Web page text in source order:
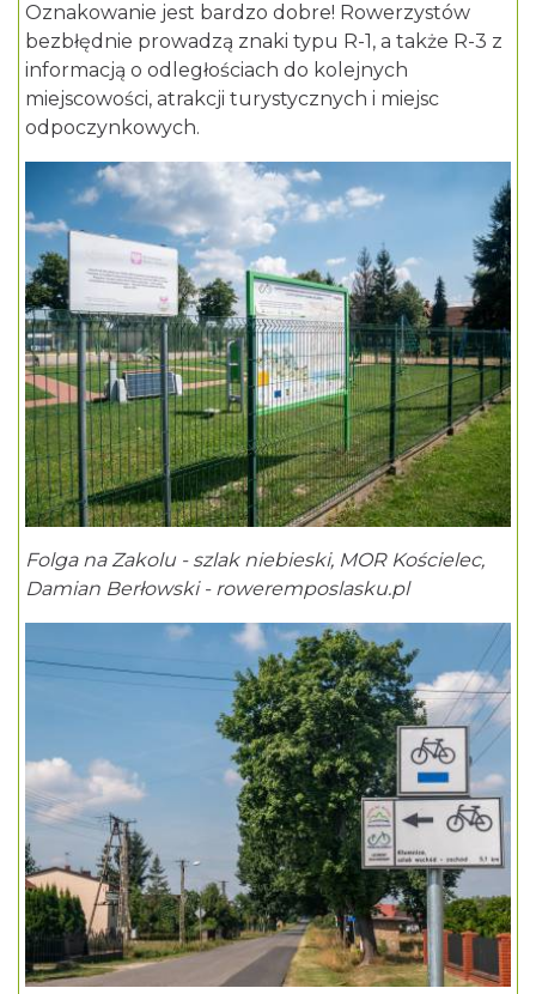
Oznakowanie jest bardzo dobre! Rowerzystów
bezbłędnie prowadzą znaki typu R-1, a także R-3 z
informacją o odległościach do kolejnych
miejscowości, atrakcji turystycznych i miejsc
odpoczynkowych.
Folga na Zakolu - szlak niebieski, MOR Kościelec,
Damian Berłowski - roweremposlasku.pl